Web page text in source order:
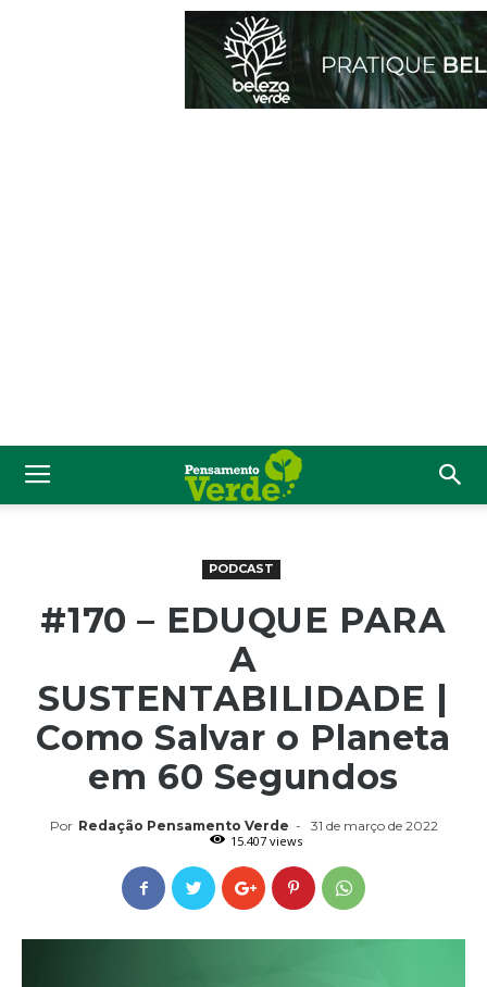
PODCAST
#170 – EDUQUE PARA
A
SUSTENTABILIDADE |
Como Salvar o Planeta
em 60 Segundos
Por Redação Pensamento Verde -
31 de março de 2022
15.407 views